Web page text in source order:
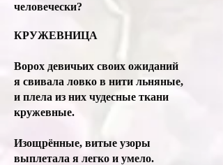
человечески?
КРУЖЕВНИЦА
Ворох девичьих своих ожиданий
я свивала ловко в нити льняные,
и плела из них чудесные ткани
кружевные.
Изощрённые, витые узоры
выплетала я легко и умело.